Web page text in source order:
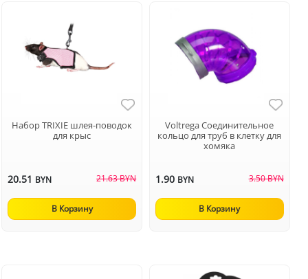
Набор TRIXIE шлея-поводок
для крыс
20.51 BYN 21.63 BYN
В Корзину
Voltrega Соединительное
кольцо для труб в клетку для
хомяка
1.90 BYN 3.50 BYN
В Корзину